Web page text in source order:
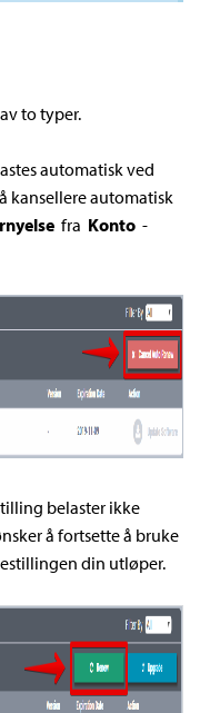
to typer.
automatisk ved
kansellere automatisk
fra Konto -
belaster ikke
å fortsette å bruke
din utløper.